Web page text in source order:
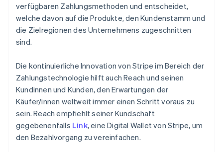
verfügbaren Zahlungsmethoden und entscheidet,
welche davon auf die Produkte, den Kundenstamm und
die Zielregionen des Unternehmens zugeschnitten
sind.
Die kontinuierliche Innovation von Stripe im Bereich der
Zahlungstechnologie hilft auch Reach und seinen
Kundinnen und Kunden, den Erwartungen der
Käufer/innen weltweit immer einen Schritt voraus zu
sein. Reach empfiehlt seiner Kundschaft
gegebenenfalls Link, eine Digital Wallet von Stripe, um
den Bezahlvorgang zu vereinfachen.